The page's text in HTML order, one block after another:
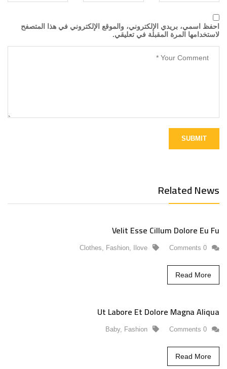
احفظ اسمي، بريدي الإلكتروني، والموقع الإلكتروني في هذا المتصفح
لاستخدامها المرة المقبلة في تعليقي.
Related News
Velit Esse Cillum Dolore Eu Fu
0 Comments
Clothes, Fashion, Ilove
Read More
Ut Labore Et Dolore Magna Aliqua
0 Comments
Baby, Fashion
Read More